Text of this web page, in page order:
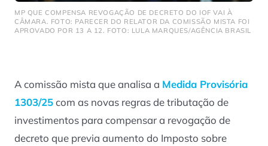
MP QUE COMPENSA REVOGAÇÃO DE DECRETO DO IOF VAI À
CÂMARA. FOTO: PARECER DO RELATOR DA COMISSÃO MISTA FOI
APROVADO POR 13 A 12. FOTO: LULA MARQUES/AGÊNCIA BRASIL
A comissão mista que analisa a Medida Provisória
1303/25com as novas regras de tributação de
investimentos para compensar a revogação de
decreto que previa aumento do Imposto sobre